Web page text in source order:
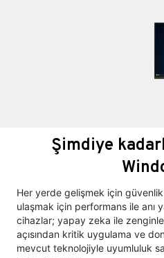
Şimdiye
Her yerde gelişmek için
ulaşmak için performans ile anı
cihazlar; yapay zeka ile
açısından kritik uygulama ve
mevcut teknolojiyle uyumluluk